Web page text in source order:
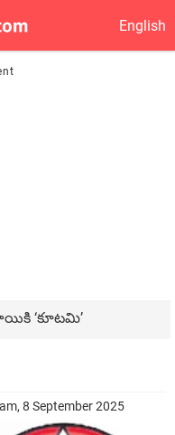
English
‘కూట‌మి’
8 September 2025